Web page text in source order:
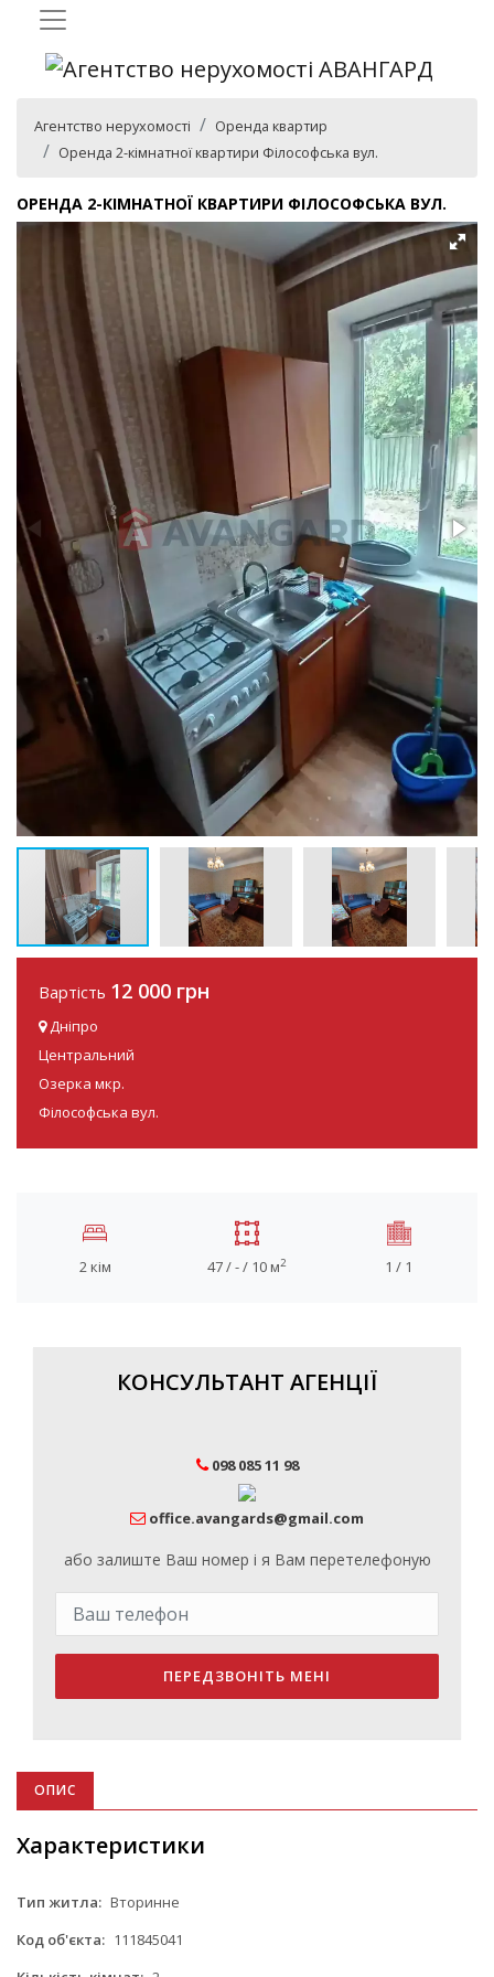
Агентство нерухомості
Оренда квартир
Оренда 2-кімнатної квартири Філософська вул.
ОРЕНДА 2-КІМНАТНОЇ КВАРТИРИ ФІЛОСОФСЬКА ВУЛ.
Вартість 12 000 грн
Дніпро
Центральний
Озерка мкр.
Філософська вул.
2 кім 47 / - / 10 м2 1 / 1
КОНСУЛЬТАНТ АГЕНЦІЇ
098 085 11 98
office.avangards@gmail.com
або залиште Ваш номер і я Вам перетелефоную
ПЕРЕДЗВОНІТЬ МЕНІ
ОПИС
Характеристики
Тип житла: Вторинне
Код об'єкта: 111845041